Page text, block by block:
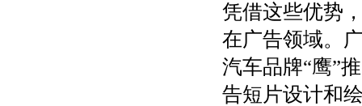
凭借这些优势
在广告领域。
汽车品牌“鹰”
告短片设计和